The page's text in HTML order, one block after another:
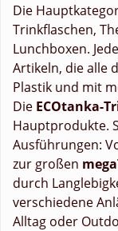
Die
Trinkflaschen,
Lunchboxen.
Artikeln, die alle
Plastik und mit
Die ECOtanka-
Hauptprodukte.
Ausführungen:
zur großen
durch
verschiedene
Alltag oder